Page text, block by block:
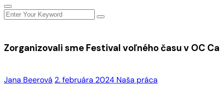
Jana Beerová 2. februára 2024 Naša práca
Zorganizovali sme Festival voľného času v OC